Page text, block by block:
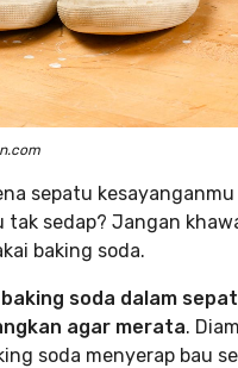
sepatu kesayanganmu
tak sedap? Jangan
baking soda.
soda dalam
agar merata.
soda menyerap bau